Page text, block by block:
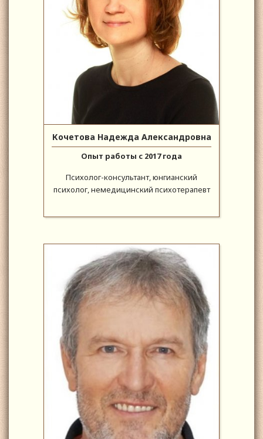
Кочетова Надежда Александровна
Опыт работы с 2017 года
Психолог-консультант, юнгианский
психолог, немедицинский психотерапевт